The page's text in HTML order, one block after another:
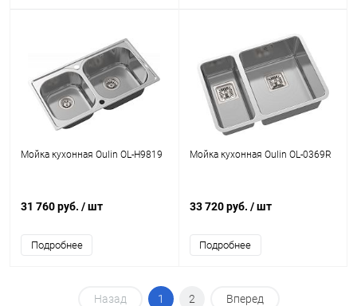
Мойка кухонная Oulin OL-H9819
31 760 руб. / шт
Подробнее
Мойка кухонная Oulin OL-0369R
33 720 руб. / шт
Подробнее
Назад 1 2 Вперед